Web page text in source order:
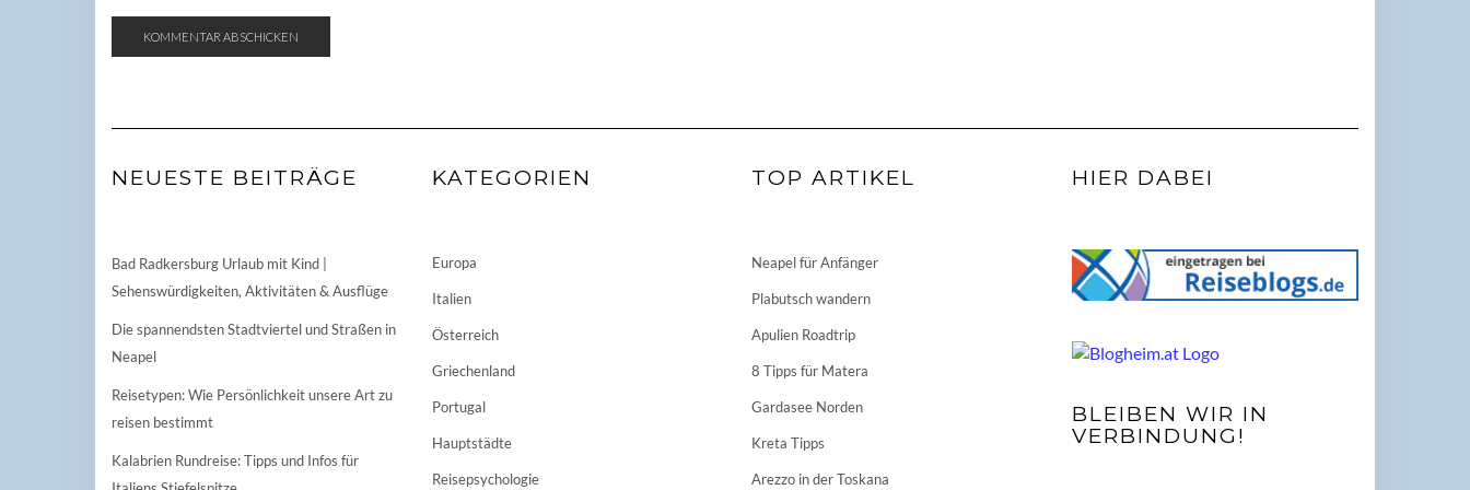
NEUESTE BEITRÄGE
Bad Radkersburg Urlaub mit Kind |
Sehenswürdigkeiten, Aktivitäten & Ausflüge
Die spannendsten Stadtviertel und Straßen in
Neapel
Reisetypen: Wie Persönlichkeit unsere Art zu
reisen bestimmt
Kalabrien Rundreise: Tipps und Infos für
KATEGORIEN
Europa
Italien
Österreich
Griechenland
Portugal
Hauptstädte
Reisepsychologie
TOP ARTIKEL
Neapel für Anfänger
Plabutsch wandern
Apulien Roadtrip
8 Tipps für Matera
Gardasee Norden
Kreta Tipps
Arezzo in der Toskana
HIER DABEI
BLEIBEN WIR IN
VERBINDUNG!